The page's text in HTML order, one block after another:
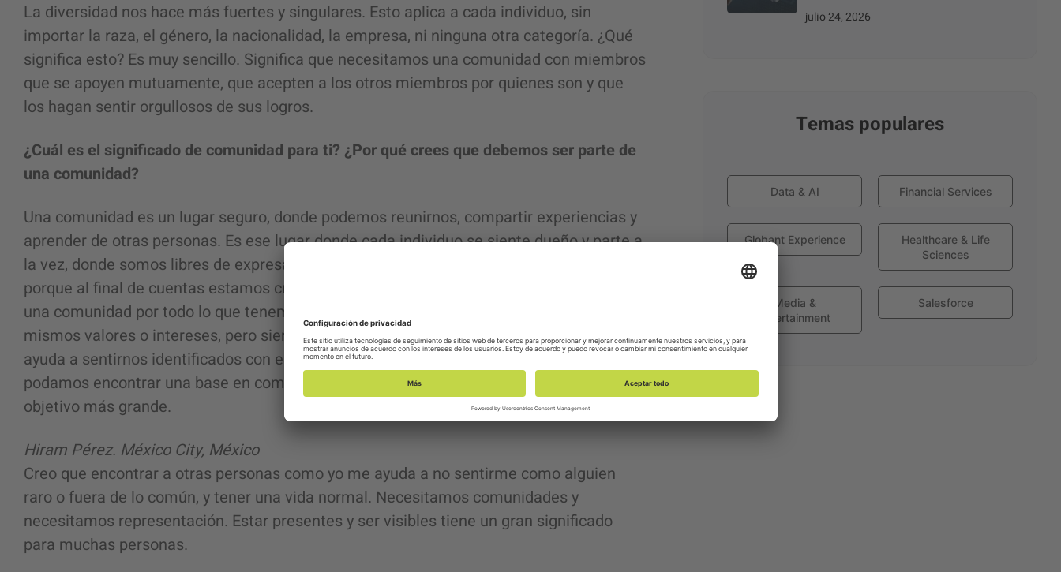
La diversidad nos hace más fuertes y singulares. Esto aplica a cada individuo, sin
importar la raza, el género, la nacionalidad, la empresa, ni ninguna otra categoría. ¿Qué
significa esto? Es muy sencillo. Significa que necesitamos una comunidad con miembros
que se apoyen mutuamente, que acepten a los otros miembros por quienes son y que
los hagan sentir orgullosos de sus logros.
¿Cuál es el significado de comunidad para ti? ¿Por qué crees que debemos ser parte de
una comunidad?
Una comunidad es un lugar seguro, donde podemos reunirnos, compartir experiencias y
aprender de otras personas. Es ese lugar donde cada individuo se siente dueño y parte a
la vez, donde somos libres de expresarnos, de discutir, e incluso de no estar de acuerdo,
porque al final de cuentas estamos creciendo en conjunto. Necesitamos ser parte de
una comunidad por todo lo que tenemos en común. Puede que no compartamos los
mismos valores o intereses, pero siempre existe una intersección, y la comunidad nos
ayuda a sentirnos identificados con esas identidades y valores intersectoriales para que
podamos encontrar una base en común sobre la cual podamos comenzar a perseguir un
objetivo más grande.
Hiram Pérez. México City, México
Creo que encontrar a otras personas como yo me ayuda a no sentirme como alguien
raro o fuera de lo común, y tener una vida normal. Necesitamos comunidades y
necesitamos representación. Estar presentes y ser visibles tiene un gran significado
para muchas personas.
julio 24, 2026
Temas populares
Data & AI Financial Services
Globant Experience
Healthcare & Life
Sciences
Media &
Entertainment
Salesforce